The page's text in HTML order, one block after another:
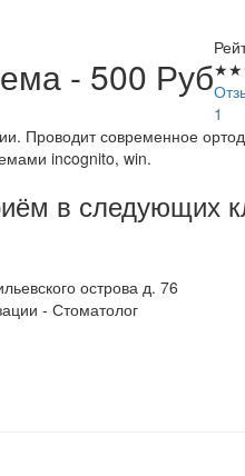
- 500 Руб★★
1
Проводит современное
incognito, win.
в следующих
острова д. 76
- Стоматолог